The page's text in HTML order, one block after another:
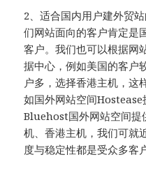
2、适合国内用户建外贸
们网站面向的客户肯定是
客户。我们也可以根据网
据中心，例如美国的客户
户多，选择香港主机，这
如国外网站空间Hostease
Bluehost国外网站空间提
机、香港主机，我们可就
度与稳定性都是受众多客